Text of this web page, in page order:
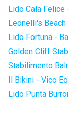
Lido Cala
Leonelli's
Lido Fortuna -
Golden Cliff
Stabilimento
Il Bikini - Vico
Lido Punta